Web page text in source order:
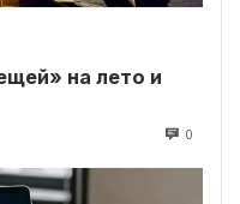
на лето и
0